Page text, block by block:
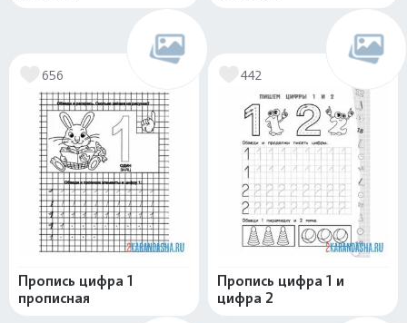
656
Пропись цифра 1
прописная
442
Пропись цифра 1 и
цифра 2